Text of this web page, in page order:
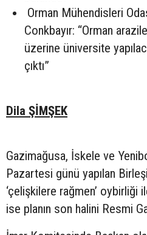
Orman Mühendisleri
Conkbayır: “Orman
üzerine üniversite
çıktı”
Dila ŞİMŞEK
Gazimağusa, İskele ve
Pazartesi günü yapılan
‘çelişkilere rağmen’ oybirliği
ise planın son halini Resmi